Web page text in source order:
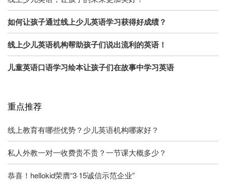
如何让孩子通过线上少儿英语学习获得好成绩？
线上少儿英语机构帮助孩子们说出流利的英语！
儿童英语口语学习绘本让孩子们在故事中学习英语
重点推荐
线上教育有哪些优势？少儿英语机构哪家好？
私人外教一对一收费贵不贵？一节课大概多少？
恭喜！hellokid荣膺“3·15诚信示范企业”